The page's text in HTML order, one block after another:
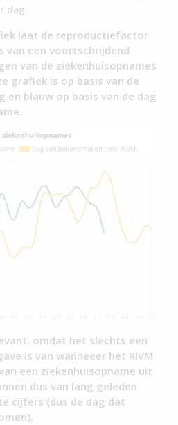
dag.
laat de reproductiefactor
van een voortschrijdend
van de ziekenhuisopnames
grafiek is op basis van de
en blauw op basis van de dag
omdat het slechts een
is van wanneeer het RIVM
een ziekenhuisopname uit
dus van lang geleden
cijfers (dus de dag dat